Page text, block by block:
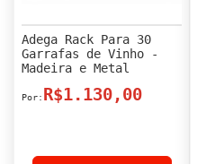
Adega Rack Para 30
Garrafas de Vinho -
Madeira e Metal
R$1.130,00